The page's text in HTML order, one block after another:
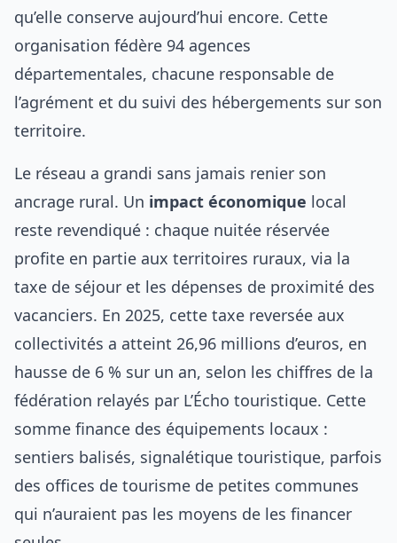
qu’elle conserve aujourd’hui encore. Cette
organisation fédère 94 agences
départementales, chacune responsable de
l’agrément et du suivi des hébergements sur son
territoire.
Le réseau a grandi sans jamais renier son
ancrage rural. Un impact économique local
reste revendiqué : chaque nuitée réservée
profite en partie aux territoires ruraux, via la
taxe de séjour et les dépenses de proximité des
vacanciers. En 2025, cette taxe reversée aux
collectivités a atteint 26,96 millions d’euros, en
hausse de 6 % sur un an, selon les chiffres de la
fédération relayés par L’Écho touristique. Cette
somme finance des équipements locaux :
sentiers balisés, signalétique touristique, parfois
des offices de tourisme de petites communes
qui n’auraient pas les moyens de les financer